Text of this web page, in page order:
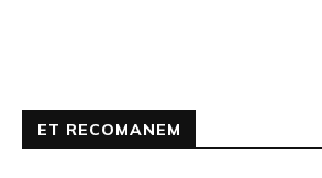
ET RECOMANEM